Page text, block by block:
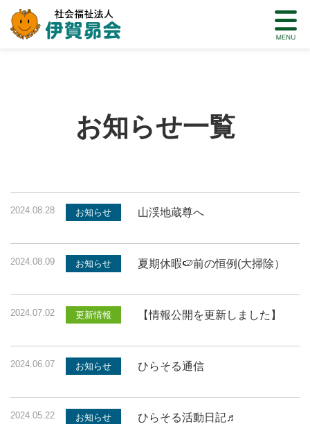
お知らせ一覧
2024.08.28 お知らせ 山渓地蔵尊へ
2024.08.09 お知らせ 夏期休暇🍉前の恒例(大掃除）
2024.07.02 更新情報 【情報公開を更新しました】
2024.06.07 お知らせ ひらそる通信
2024.05.22 お知らせ ひらそる活動日記♬